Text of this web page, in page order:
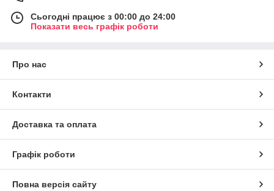
Сьогодні працює з 00:00 до 24:00
Показати весь графік роботи
Про нас
Контакти
Доставка та оплата
Графік роботи
Повна версія сайту